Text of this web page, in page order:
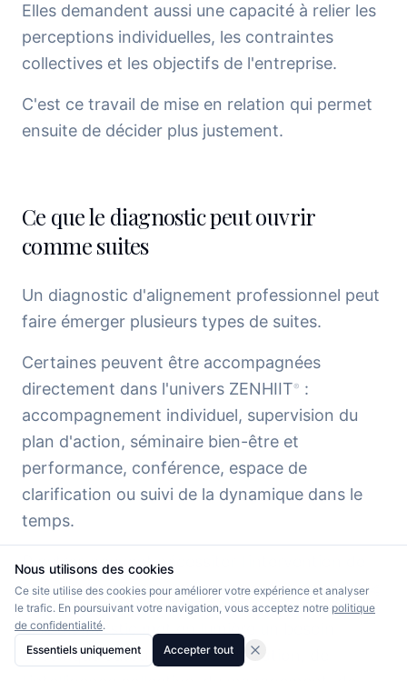
Elles demandent aussi une capacité à relier les
perceptions individuelles, les contraintes
collectives et les objectifs de l'entreprise.
C'est ce travail de mise en relation qui permet
ensuite de décider plus justement.
Ce que le diagnostic peut ouvrir
comme suites
Un diagnostic d'alignement professionnel peut
faire émerger plusieurs types de suites.
Certaines peuvent être accompagnées
directement dans l'univers ZENHIIT® :
accompagnement individuel, supervision du
plan d'action, séminaire bien-être et
performance, conférence, espace de
clarification ou suivi de la dynamique dans le
temps.
D'autres peuvent nécessiter l'intervention de
spécialistes complémentaires.
Si le diagnostic met en lumière un besoin
spécifique autour de la collaboration, de
Nous utilisons des cookies
Ce site utilise des cookies pour améliorer votre expérience et analyser
le trafic. En poursuivant votre navigation, vous acceptez notre politique
de confidentialité.
Essentiels uniquement
Accepter tout